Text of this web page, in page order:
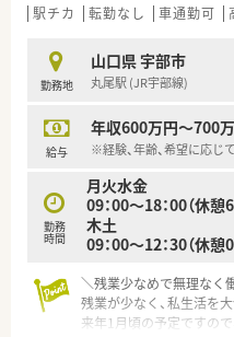
【法人特徴について】
医療サービスを提供する
■地域密着型の運営を続
く特定のエリアで長く安
■大手チェーンにはない
場の意見を尊重しながら
【職場環境と雰囲気】
■常勤とパートが協力し
が通りやすい風通しの良
■事務スタッフも含めて
■店舗は落ち着いた環境
りながら正確かつ丁寧な
す。
駅チカ 転勤なし 車通勤可
勤務地
山口県 宇部市
丸尾駅 (JR宇部線)
給与
年収600万円～700
※経験、年齢、希望に応じ
勤務
時間
月火水金
09：00～18：00（休憩
木土
09：00～12：30（休憩0
＼残業少なめで無理なく
残業が少なく、私生活を
来年1月頃の予定ですの